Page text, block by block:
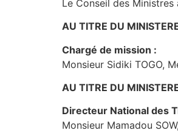
Le Conseil des
AU TITRE DU
Chargé de mission :
Monsieur Sidiki TOGO,
AU TITRE DU
Directeur National des
Monsieur Mamadou